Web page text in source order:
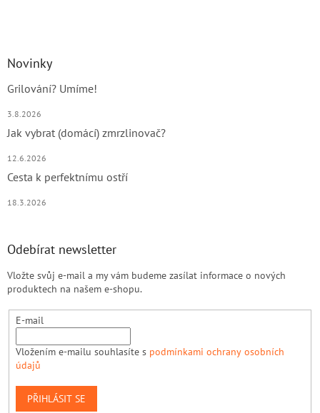
Novinky
Grilování? Umíme!
3.8.2026
Jak vybrat (domácí) zmrzlinovač?
12.6.2026
Cesta k perfektnímu ostří
18.3.2026
Odebírat newsletter
Vložte svůj e-mail a my vám budeme zasílat informace o nových
produktech na našem e-shopu.
E-mail
Vložením e-mailu souhlasíte s podmínkami ochrany osobních
údajů
PŘIHLÁSIT SE